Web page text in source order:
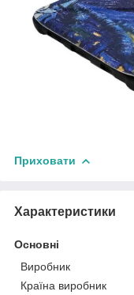
Приховати
Характеристики
Основні
Виробник
Країна виробник